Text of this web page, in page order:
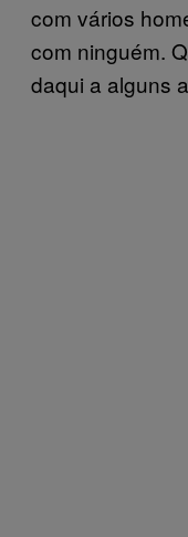
com vários
com ninguém.
daqui a alguns